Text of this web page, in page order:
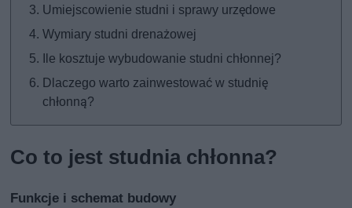
Umiejscowienie studni i sprawy urzędowe
Wymiary studni drenażowej
Ile kosztuje wybudowanie studni chłonnej?
Dlaczego warto zainwestować w studnię
chłonną?
Co to jest studnia chłonna?
Funkcje i schemat budowy